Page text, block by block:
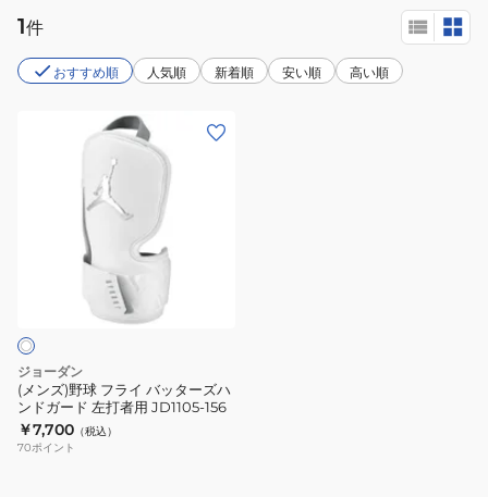
1件
おすすめ順 人気順 新着順 安い順 高い順
バ
ッ
タ
ー
ズ
ジョーダン
(メンズ)野球 フライ バッターズハ
ンドガード 左打者用 JD1105-156
￥7,700 （税込）
70ポイント